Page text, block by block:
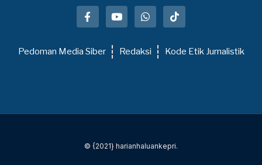
Pedoman Media Siber Redaksi Kode Etik Jurnalistik
© {2021} harianhaluankepri.